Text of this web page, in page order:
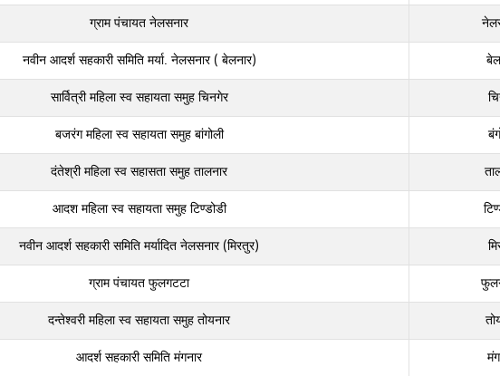
ग्राम पंचायत नेलसनार
नवीन आदर्श सहकारी समिति मर्या. नेलसनार ( बेलनार)
सार्वित्री महिला स्व सहायता समुह चिनगेर
बजरंग महिला स्व सहायता समुह बांगोली
दंतेश्री महिला स्व सहासता समुह तालनार
आदश महिला स्व सहायता समुह टिण्‍डोडी
नवीन आदर्श सहकारी समिति मर्यादित नेलसनार (मिरतुर)
ग्राम पंचायत फुलगटटा
दन्तेश्वरी महिला स्व सहायता समुह तोयनार
आदर्श सहकारी समिति मंगनार